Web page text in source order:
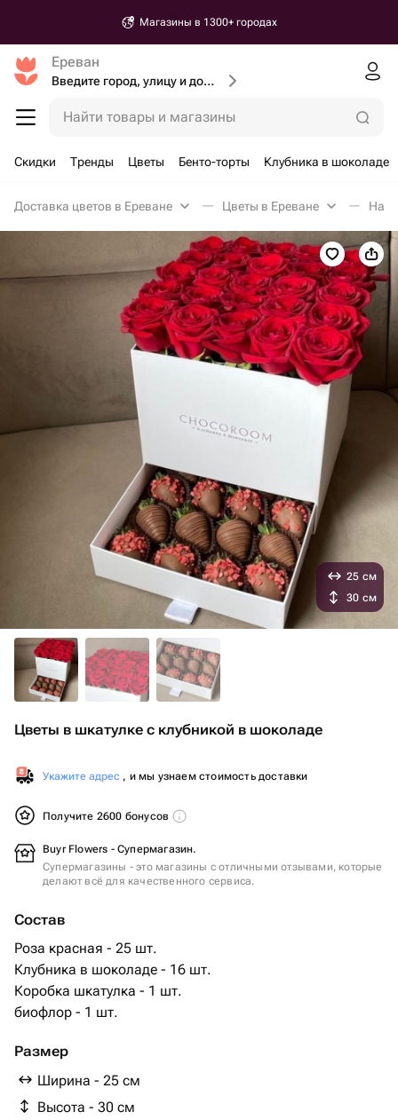
Магазины в 1300+ городах
Ереван
Введите город, улицу и дом доставки
Найти товары и магазины
Скидки Тренды Цветы Бенто-торты Клубника в шоколаде
Доставка цветов в Ереване Цветы в Ереване
Цветы в шкатулке с клубникой в шоколаде
Укажите адрес , и мы узнаем стоимость доставки
Получите 2600 бонусов
Buyr Flowers - Супермагазин.
Супермагазины - это магазины с отличными отзывами, которые
делают всё для качественного сервиса.
Состав
Роза красная - 25 шт.
Клубника в шоколаде - 16 шт.
Коробка шкатулка - 1 шт.
биофлор - 1 шт.
Размер
Ширина - 25 см
Высота - 30 см
25 см
30 см